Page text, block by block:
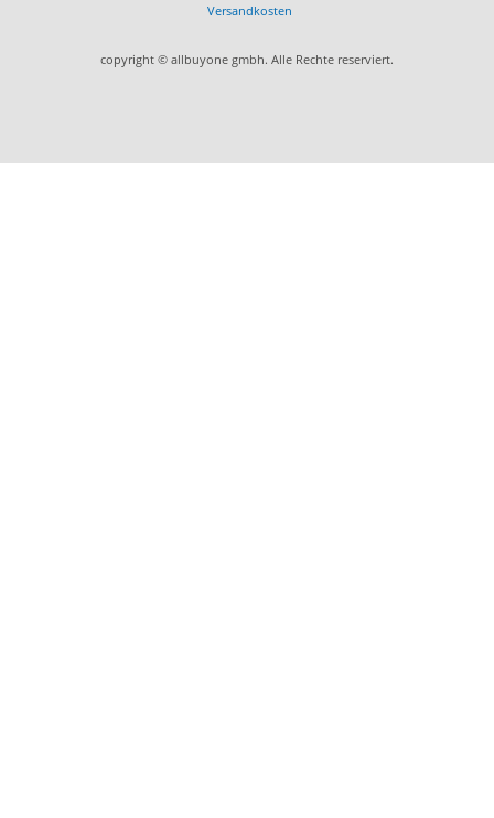
Versandkosten
copyright © allbuyone gmbh. Alle Rechte reserviert.